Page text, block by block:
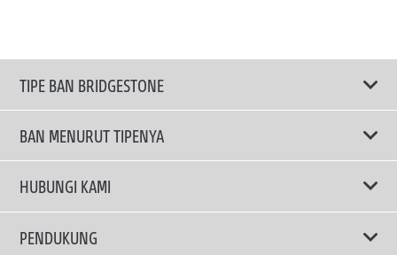
TIPE BAN BRIDGESTONE
BAN MENURUT TIPENYA
Ban ENLITEN
Ban Performa
HUBUNGI KAMI
Email Kami
PENDUKUNG